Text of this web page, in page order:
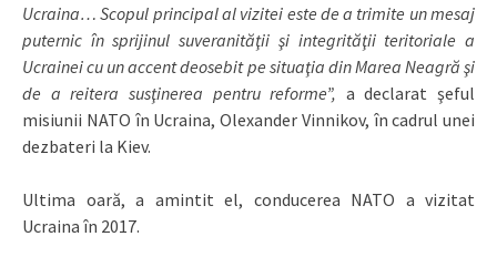
Ucraina… Scopul principal al vizitei este de a trimite un mesaj
puternic în sprijinul suveranităţii şi integrităţii teritoriale a
Ucrainei cu un accent deosebit pe situaţia din Marea Neagră şi
de a reitera susţinerea pentru reforme”, a declarat şeful
misiunii NATO în Ucraina, Olexander Vinnikov, în cadrul unei
dezbateri la Kiev.
Ultima oară, a amintit el, conducerea NATO a vizitat
Ucraina în 2017.